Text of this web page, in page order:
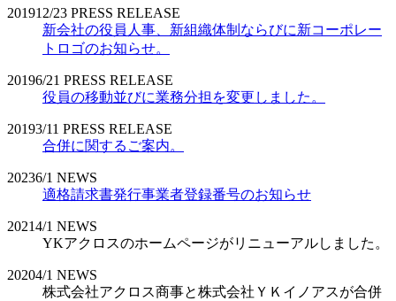
201912/23 PRESS RELEASE
新会社の役員人事、新組織体制ならびに新コーポレー
トロゴのお知らせ。
20196/21 PRESS RELEASE
役員の移動並びに業務分担を変更しました。
20193/11 PRESS RELEASE
合併に関するご案内。
20236/1 NEWS
適格請求書発行事業者登録番号のお知らせ
20214/1 NEWS
YKアクロスのホームページがリニューアルしました。
20204/1 NEWS
株式会社アクロス商事と株式会社ＹＫイノアスが合併